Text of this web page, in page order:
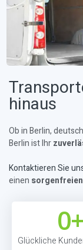
hinaus
Ob in Berlin,
Berlin ist Ihr
Kontaktieren Sie
einen
Glückliche
0